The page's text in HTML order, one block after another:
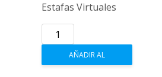
Estafas Virtuales
Estafas
Virtuales
cantidadAÑADIR AL